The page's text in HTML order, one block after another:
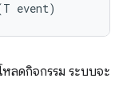
event)
ลดกิจกรรม ระบบจะ